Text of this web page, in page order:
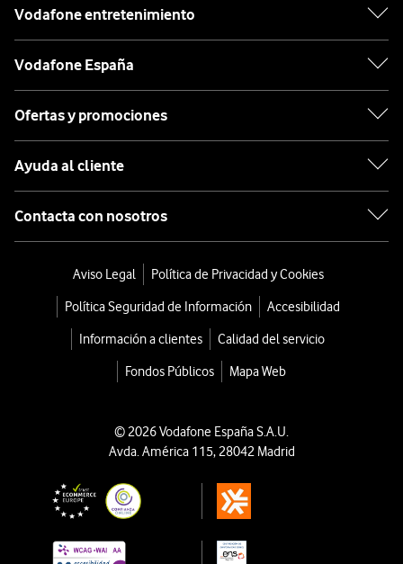
Vodafone entretenimiento
Vodafone España
Ofertas y promociones
Ayuda al cliente
Contacta con nosotros
Aviso Legal
Política de Privacidad y Cookies
Política Seguridad de Información
Accesibilidad
Información a clientes
Calidad del servicio
Fondos Públicos
Mapa Web
© 2026 Vodafone España S.A.U.
Avda. América 115, 28042 Madrid